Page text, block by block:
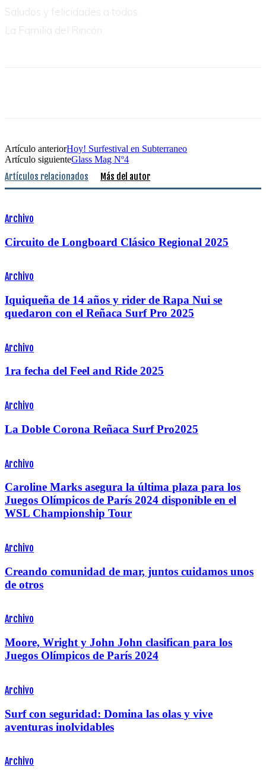
Saludos y felicidades a todos.
La Familia del Rincón
Artículo anteriorHoy! Surfestival en Subterraneo
Artículo siguienteGlass Mag Nº4
Artículos relacionados Más del autor
Archivo
Circuito de Longboard Clásico Regional 2025
Archivo
Iquiqueña de 14 años y rider de Rapa Nui se
quedaron con el Reñaca Surf Pro 2025
Archivo
1ra fecha del Feel and Ride 2025
Archivo
La Doble Corona Reñaca Surf Pro2025
Archivo
Caroline Marks asegura la última plaza para los
Juegos Olímpicos de París 2024 disponible en el
WSL Championship Tour
Archivo
Creando comunidad de mar, juntos cuidamos unos
de otros
Archivo
Moore, Wright y John John clasifican para los
Juegos Olímpicos de París 2024
Archivo
Surf con seguridad: Domina las olas y vive
aventuras inolvidables
Archivo